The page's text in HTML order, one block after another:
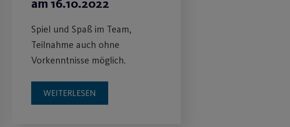
am 16.10.2022
Spiel und Spaß im Team,
Teilnahme auch ohne
Vorkenntnisse möglich.
WEITERLESEN